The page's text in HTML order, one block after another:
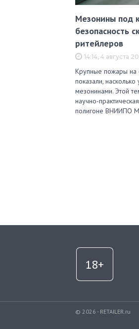
Мезонины под
безопасность
ритейлеров
14:14, 4 августа
Крупные пожары на
показали,
мезонинами. Этой
научно-
полигоне ВНИИПО
© 2026 - RETAILER.ru